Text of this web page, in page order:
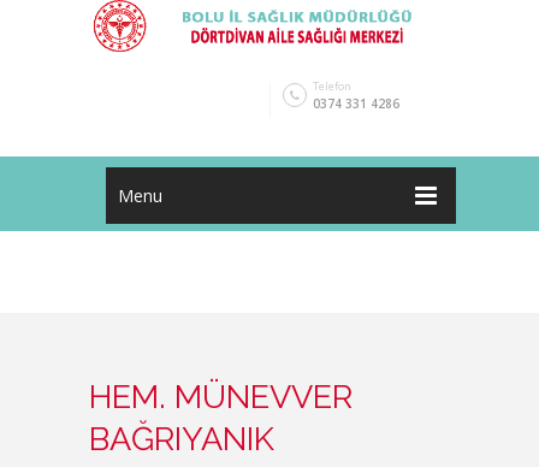
Telefon
0374 331 4286
Menu
HEM. MÜNEVVER
BAĞRIYANIK